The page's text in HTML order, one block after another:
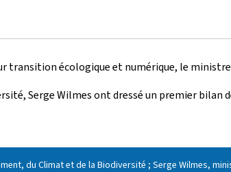
transition écologique et numérique, le
Serge Wilmes ont dressé un premier
du Climat et de la Biodiversité ; Serge Wilmes,